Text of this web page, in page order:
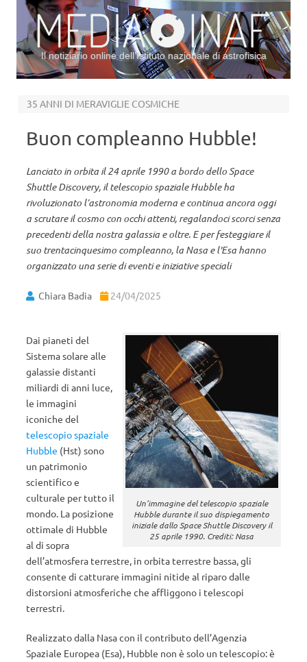
Il notiziario online dell’Istituto nazionale di astrofisica
35 ANNI DI MERAVIGLIE COSMICHE
Buon compleanno Hubble!
Lanciato in orbita il 24 aprile 1990 a bordo dello Space
Shuttle Discovery, il telescopio spaziale Hubble ha
rivoluzionato l’astronomia moderna e continua ancora oggi
a scrutare il cosmo con occhi attenti, regalandoci scorci senza
precedenti della nostra galassia e oltre. E per festeggiare il
suo trentacinquesimo compleanno, la Nasa e l'Esa hanno
organizzato una serie di eventi e iniziative speciali
Chiara Badia 24/04/2025
Un’immagine del telescopio spaziale
Hubble durante il suo dispiegamento
iniziale dallo Space Shuttle Discovery il
25 aprile 1990. Crediti: Nasa
Dai pianeti del
Sistema solare alle
galassie distanti
miliardi di anni luce,
le immagini
iconiche del
telescopio spaziale
Hubble (Hst) sono
un patrimonio
scientifico e
culturale per tutto il
mondo. La posizione
ottimale di Hubble
al di sopra
dell’atmosfera terrestre, in orbita terrestre bassa, gli
consente di catturare immagini nitide al riparo dalle
distorsioni atmosferiche che affliggono i telescopi
terrestri.
Realizzato dalla Nasa con il contributo dell’Agenzia
Spaziale Europea (Esa), Hubble non è solo un telescopio: è